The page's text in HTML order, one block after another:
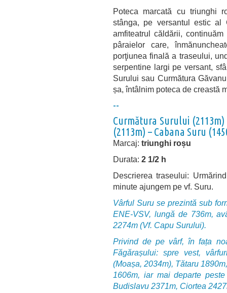
Poteca marcată cu triunghi
stânga, pe versantul estic al
amfiteatrul căldării,
pâraielor care,
porţiunea finală a traseului,
serpentine largi pe versant,
Surului sau Curmătura
șa, întâlnim poteca de creastă
--
Curmătura Surului
(2113m) – Cabana Suru
Marcaj: triunghi roșu
Durata: 2 1/2 h
Descrierea traseului:
minute ajungem pe vf. Suru.
Vârful Suru se prezintă sub
ENE-VSV, lungă de 736m,
2274m (Vf. Capu Surului).
Privind de pe vârf, în fața
Făgărașului: spre vest,
(Moașa, 2034m), Tătaru
1606m, iar mai departe
Budislavu 2371m, Ciortea